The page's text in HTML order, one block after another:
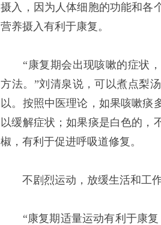
摄入，因为人体细胞的功能和各
营养摄入有利于康复。
“康复期会出现咳嗽的症状，
方法。”刘清泉说，可以煮点梨
以。按照中医理论，如果咳嗽痰
以缓解症状；如果痰是白色的，
椒，有利于促进呼吸道修复。
不剧烈运动，放缓生活和工
“康复期适量运动有利于康复